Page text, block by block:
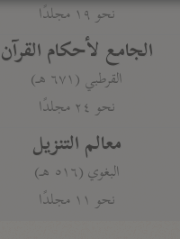
نحو ١٩ مجلدًا
الجامع لأحكام القرآن
القرطبي (٦٧١ هـ)
نحو ٢٤ مجلدًا
معالم التنزيل
البغوي (٥١٦ هـ)
نحو ١١ مجلدًا